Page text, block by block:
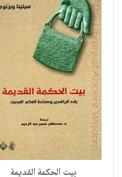
بيت الحكمة القديمة